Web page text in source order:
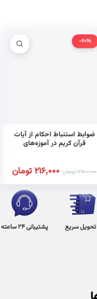
-20%
ضوابط استنباط احکام از آیات
قرآن کریم در آموزه‌های
270,000تومان 216,000تومان
تحویل سریع پشتیبانی 24 ساعته